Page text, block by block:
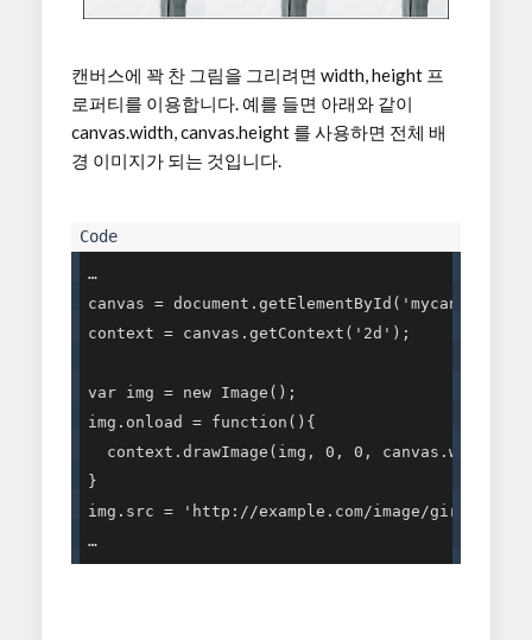
캔버스에 꽉 찬 그림을 그리려면 width, height 프
로퍼티를 이용합니다. 예를 들면 아래와 같이
canvas.width, canvas.height 를 사용하면 전체 배
경 이미지가 되는 것입니다.
…
canvas = document.getElementById('mycanvas');
context = canvas.getContext('2d');
var img = new Image();
img.onload = function(){
context.drawImage(img, 0, 0, canvas.width,
}
img.src = 'http://example.com/image/girl-
…